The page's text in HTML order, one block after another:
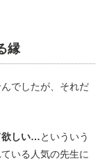
縁
でしたが、それだ
欲しい…といういう
いる人気の先生に